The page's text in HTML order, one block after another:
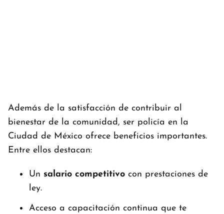
Además de la satisfacción de contribuir al
bienestar de la comunidad, ser policía en la
Ciudad de México ofrece beneficios importantes.
Entre ellos destacan:
Un salario competitivo con prestaciones de
ley.
Acceso a capacitación continua que te